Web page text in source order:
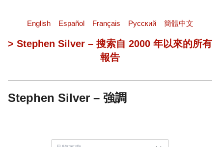
English Español Français Pусский 簡體中文
> Stephen Silver – 搜索自 2000 年以來的所有
報告
Stephen Silver – 強調